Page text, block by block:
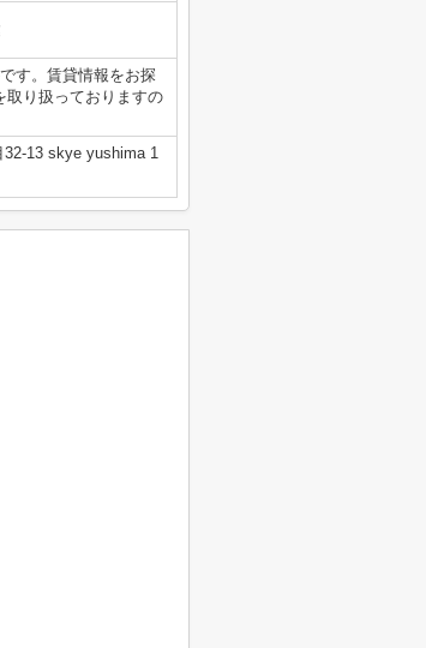
す。賃貸情報をお探
取り扱っておりますの
13 skye yushima 1